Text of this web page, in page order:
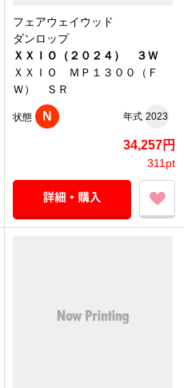
フェアウェイウッド
ダンロップ
ＸＸＩＯ（２０２４） ３Ｗ
ＸＸＩＯ ＭＰ１３００（Ｆ
Ｗ） ＳＲ
状態 N 年式 2023
34,257円
311pt